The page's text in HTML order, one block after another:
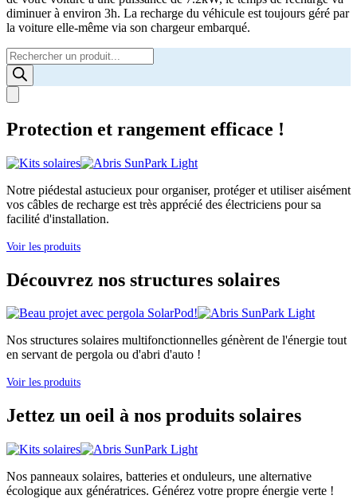
diminuer à environ 3h. La recharge du véhicule est toujours géré par
la voiture elle-même via son chargeur embarqué.
Products
search
Protection et rangement efficace !
Notre piédestal astucieux pour organiser, protéger et utiliser aisément
vos câbles de recharge est très apprécié des électriciens pour sa
facilité d'installation.
Voir les produits
Découvrez nos structures solaires
Nos structures solaires multifonctionnelles génèrent de l'énergie tout
en servant de pergola ou d'abri d'auto !
Voir les produits
Jettez un oeil à nos produits solaires
Nos panneaux solaires, batteries et onduleurs, une alternative
écologique aux génératrices. Générez votre propre énergie verte !